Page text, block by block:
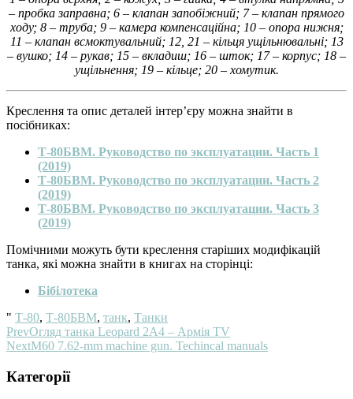
– пробка заправна; 6 – клапан запобіжний; 7 – клапан прямого
ходу; 8 – труба; 9 – камера компенсаційна; 10 – опора нижня;
11 – клапан всмоктувальний; 12, 21 – кільця ущільнювальні; 13
– вушко; 14 – рукав; 15 – вкладиш; 16 – шток; 17 – корпус; 18 –
ущільнення; 19 – кільце; 20 – хомутик.
Креслення та опис деталей інтер’єру можна знайти в
посібниках:
Т-80БВМ. Руководство по эксплуатации. Часть 1
(2019)
Т-80БВМ. Руководство по эксплуатации. Часть 2
(2019)
Т-80БВМ. Руководство по эксплуатации. Часть 3
(2019)
Помічними можуть бути креслення старіших модифікацій
танка, які можна знайти в книгах на сторінці:
Бібілотека
" Т-80, Т-80БВМ, танк, Танки
PrevОгляд танка Leopard 2A4 – Армія TV
NextM60 7.62-mm machine gun. Techincal manuals
Категорії